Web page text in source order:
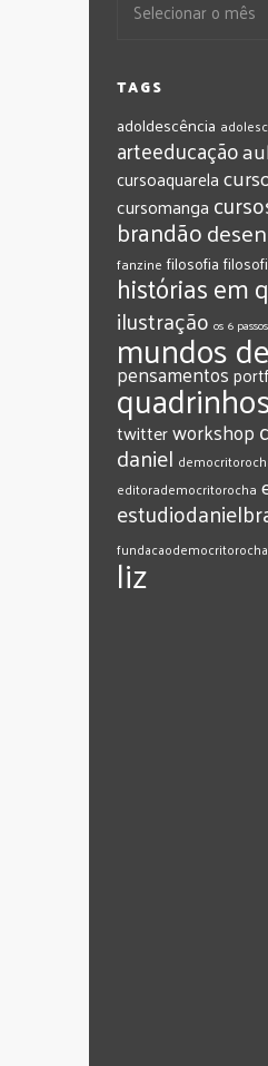
TAGS
adoldescência
arteeducação
cursoaquarela
cursomanga
brandão
fanzine filosofia
histórias em
ilustração os 6 passos
mundos
pensamentos
twitterworkshop
‎daniel‬
‎editorademocritorocha
‎fundacaodemocritorocha
‪‎liz